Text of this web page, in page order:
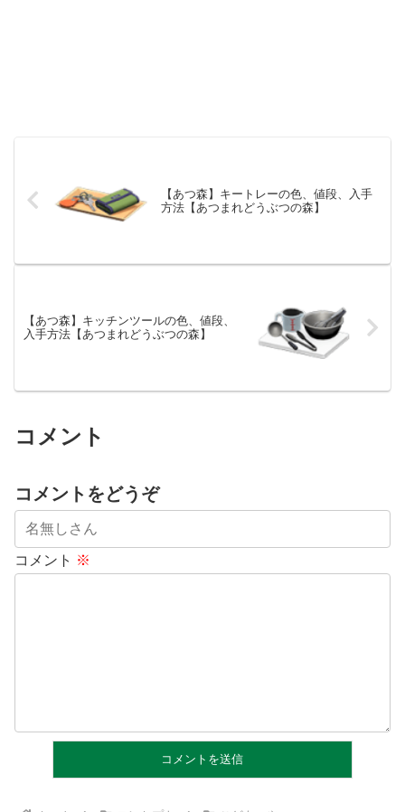
【あつ森】キートレーの色、値段、入手
方法【あつまれどうぶつの森】
【あつ森】キッチンツールの色、値段、
入手方法【あつまれどうぶつの森】
コメント
コメントをどうぞ
コメント ※